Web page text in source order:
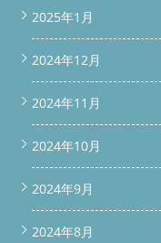
2025年1月
2024年12月
2024年11月
2024年10月
2024年9月
2024年8月